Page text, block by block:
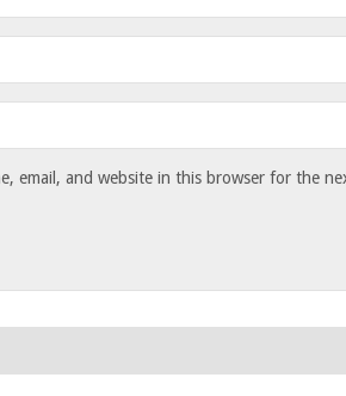
email, and website in this browser for the